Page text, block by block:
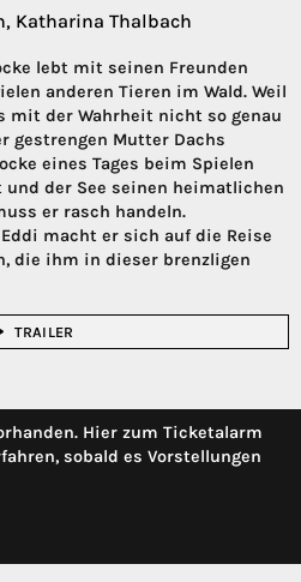
Katharina Thalbach
lebt mit seinen Freunden
anderen Tieren im Wald. Weil
mit der Wahrheit nicht so genau
gestrengen Mutter Dachs
eines Tages beim Spielen
der See seinen heimatlichen
er rasch handeln.
macht er sich auf die Reise
die ihm in dieser brenzligen
TRAILER
Hier zum Ticketalarm
sobald es Vorstellungen